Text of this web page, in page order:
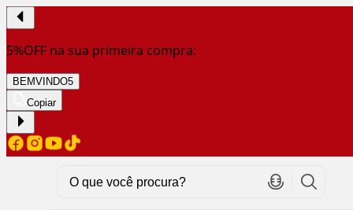
5%OFF na sua primeira compra:
BEMVINDO5
Copiar